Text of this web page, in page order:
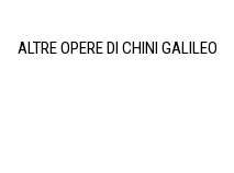
ALTRE OPERE DI CHINI GALILEO